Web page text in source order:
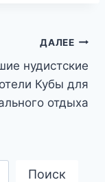
ДАЛЕЕ
нудистские
отели Кубы для
отдыха
Поиск